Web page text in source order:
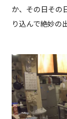
か、その日その
り込んで絶妙の